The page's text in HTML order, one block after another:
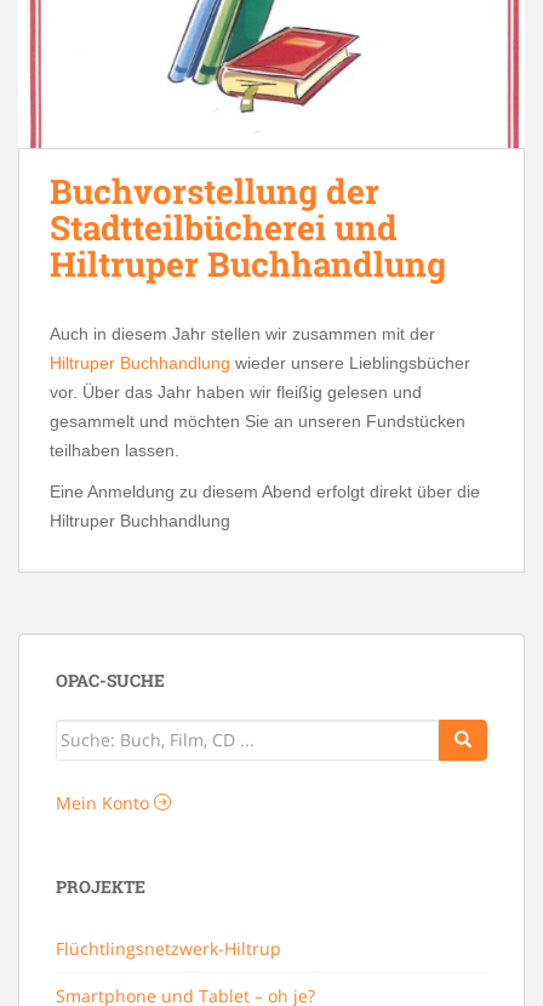
Buchvorstellung der
Stadtteilbücherei und
Hiltruper Buchhandlung
Auch in diesem Jahr stellen wir zusammen mit der
Hiltruper Buchhandlung wieder unsere Lieblingsbücher
vor. Über das Jahr haben wir fleißig gelesen und
gesammelt und möchten Sie an unseren Fundstücken
teilhaben lassen.
Eine Anmeldung zu diesem Abend erfolgt direkt über die
Hiltruper Buchhandlung
OPAC-SUCHE
Mein Konto
PROJEKTE
Flüchtlingsnetzwerk-Hiltrup
Smartphone und Tablet – oh je?